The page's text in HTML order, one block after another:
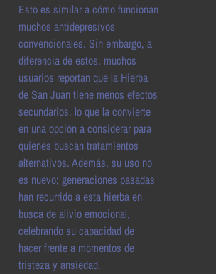
Esto es similar a cómo funcionan
muchos antidepresivos
convencionales. Sin embargo, a
diferencia de estos, muchos
usuarios reportan que la Hierba
de San Juan tiene menos efectos
secundarios, lo que la convierte
en una opción a considerar para
quienes buscan tratamientos
alternativos. Además, su uso no
es nuevo; generaciones pasadas
han recurrido a esta hierba en
busca de alivio emocional,
celebrando su capacidad de
hacer frente a momentos de
tristeza y ansiedad.